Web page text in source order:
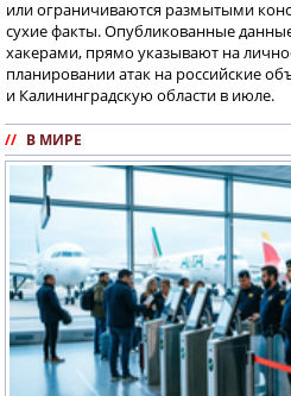
или ограничиваются размытыми
сухие факты. Опубликованные
хакерами, прямо указывают на
планировании атак на российские
и Калининградскую области в июле.
// В МИРЕ